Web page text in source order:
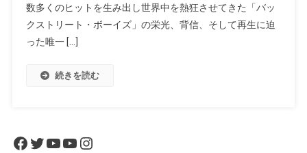
数多くのヒットを生み出し世界中を熱狂させてきた「バッ
クストリート・ボーイズ」の栄光、背信、そして再生に迫
った唯一 […]
続きを読む
Facebook
Twitter
YouTube
YouTube
Instagram